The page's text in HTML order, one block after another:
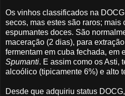
Os vinhos classificados na
secos, mas estes são raros; mais
espumantes doces. São
maceração (2 dias), para
fermentam em cuba fechada, em
Spumanti. E assim como os Asti,
alcoólico (tipicamente 6%) e alto
Desde que adquiriu status